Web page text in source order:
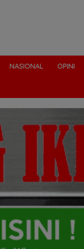
NASIONAL OPINI